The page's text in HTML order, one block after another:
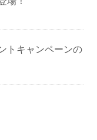
トキャンペーンの